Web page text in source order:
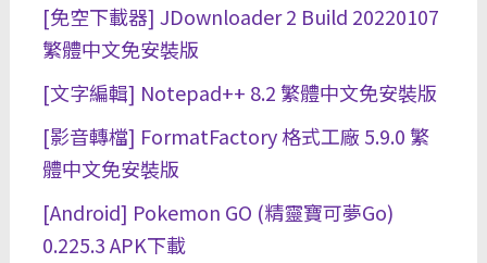
[免空下載器] JDownloader 2 Build 20220107
繁體中文免安裝版
[文字編輯] Notepad++ 8.2 繁體中文免安裝版
[影音轉檔] FormatFactory 格式工廠 5.9.0 繁
體中文免安裝版
[Android] Pokemon GO (精靈寶可夢Go)
0.225.3 APK下載